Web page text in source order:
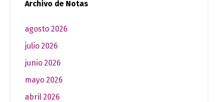
Archivo de Notas
agosto 2026
julio 2026
junio 2026
mayo 2026
abril 2026